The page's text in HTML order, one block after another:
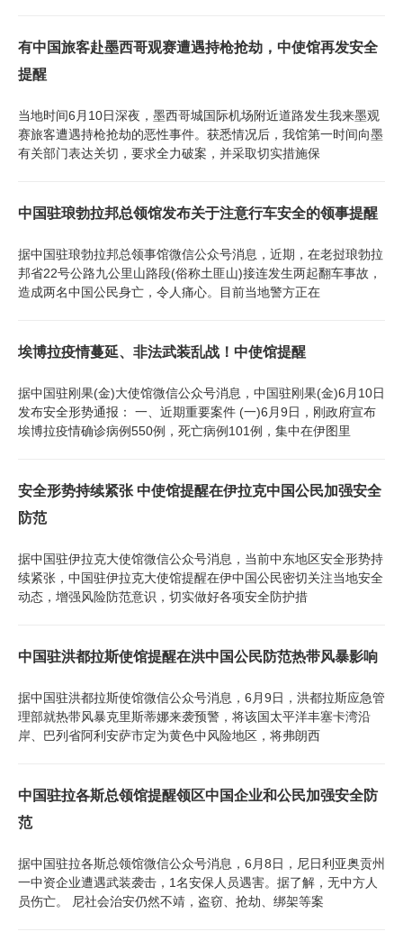
有中国旅客赴墨西哥观赛遭遇持枪抢劫，中使馆再发安全
提醒
当地时间6月10日深夜，墨西哥城国际机场附近道路发生我来墨观
赛旅客遭遇持枪抢劫的恶性事件。获悉情况后，我馆第一时间向墨
有关部门表达关切，要求全力破案，并采取切实措施保
中国驻琅勃拉邦总领馆发布关于注意行车安全的领事提醒
据中国驻琅勃拉邦总领事馆微信公众号消息，近期，在老挝琅勃拉
邦省22号公路九公里山路段(俗称土匪山)接连发生两起翻车事故，
造成两名中国公民身亡，令人痛心。目前当地警方正在
埃博拉疫情蔓延、非法武装乱战！中使馆提醒
据中国驻刚果(金)大使馆微信公众号消息，中国驻刚果(金)6月10日
发布安全形势通报： 一、近期重要案件 (一)6月9日，刚政府宣布
埃博拉疫情确诊病例550例，死亡病例101例，集中在伊图里
安全形势持续紧张 中使馆提醒在伊拉克中国公民加强安全
防范
据中国驻伊拉克大使馆微信公众号消息，当前中东地区安全形势持
续紧张，中国驻伊拉克大使馆提醒在伊中国公民密切关注当地安全
动态，增强风险防范意识，切实做好各项安全防护措
中国驻洪都拉斯使馆提醒在洪中国公民防范热带风暴影响
据中国驻洪都拉斯使馆微信公众号消息，6月9日，洪都拉斯应急管
理部就热带风暴克里斯蒂娜来袭预警，将该国太平洋丰塞卡湾沿
岸、巴列省阿利安萨市定为黄色中风险地区，将弗朗西
中国驻拉各斯总领馆提醒领区中国企业和公民加强安全防
范
据中国驻拉各斯总领馆微信公众号消息，6月8日，尼日利亚奥贡州
一中资企业遭遇武装袭击，1名安保人员遇害。据了解，无中方人
员伤亡。 尼社会治安仍然不靖，盗窃、抢劫、绑架等案